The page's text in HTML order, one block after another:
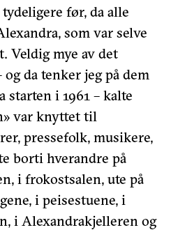
før, da alle
som var selve
Veldig mye av det
da tenker jeg på dem
starten i 1961 – kalte
var knyttet til
pressefolk, musikere,
borti hverandre på
i frokostsalen, ute på
i peisestuene, i
i Alexandrakjelleren og